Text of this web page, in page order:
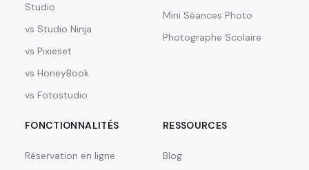
Studio
vs Studio Ninja
vs Pixieset
vs HoneyBook
vs Fotostudio
Mini Séances Photo
Photographe Scolaire
FONCTIONNALITÉS
Réservation en ligne
RESSOURCES
Blog